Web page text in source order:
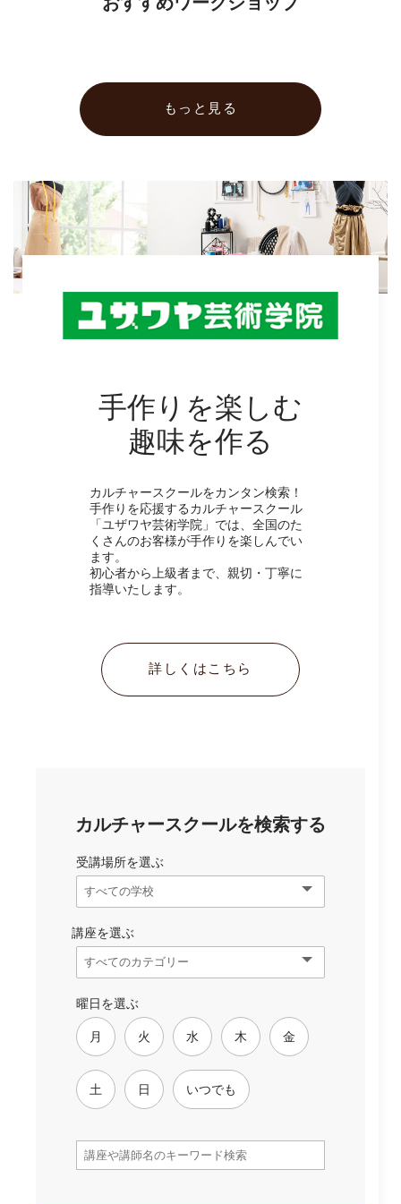
もっと見る
手作りを楽しむ
趣味を作る
カルチャースクールをカンタン検索！
手作りを応援するカルチャースクール
「ユザワヤ芸術学院」では、全国のた
くさんのお客様が手作りを楽しんでい
ます。
初心者から上級者まで、親切・丁寧に
指導いたします。
詳しくはこちら
カルチャースクールを検索する
受講場所を選ぶ
講座を選ぶ
曜日を選ぶ
月 火 水 木 金
土 日 いつでも